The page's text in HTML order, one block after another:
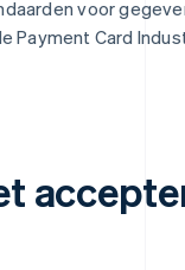
voor
Payment Card